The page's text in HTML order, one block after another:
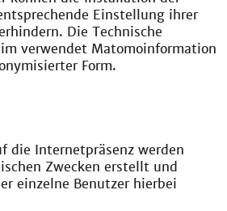
Einstellung ihrer
Die Technische
verwendet Matomoinformation
Form.
die Internetpräsenz werden
Zwecken erstellt und
einzelne Benutzer hierbei